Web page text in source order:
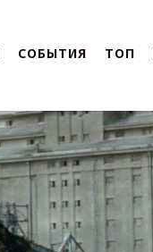
СОБЫТИЯ ТОП